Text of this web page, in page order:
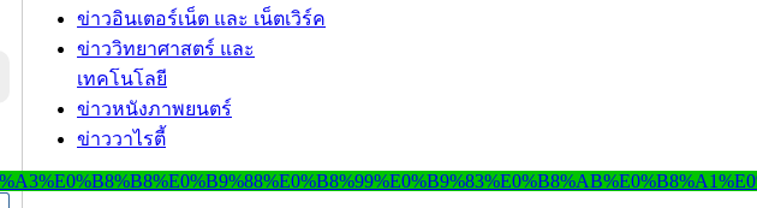
ข่าวอินเตอร์เน็ต และ เน็ตเวิร์ค
ข่าววิทยาศาสตร์ และ
เทคโนโลยี
ข่าวหนังภาพยนตร์
ข่าววาไรตี้